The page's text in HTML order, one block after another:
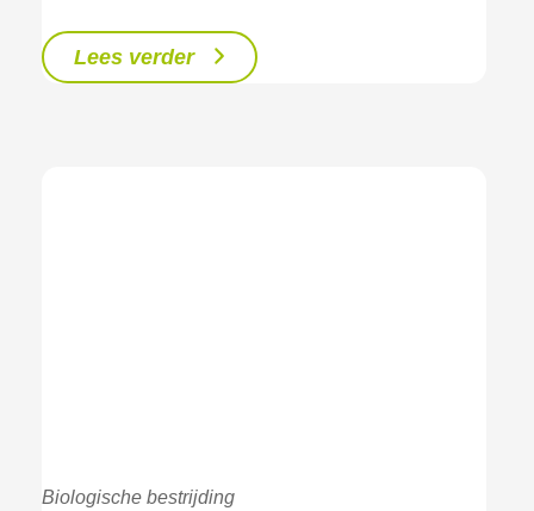
Lees verder
Biologische bestrijding